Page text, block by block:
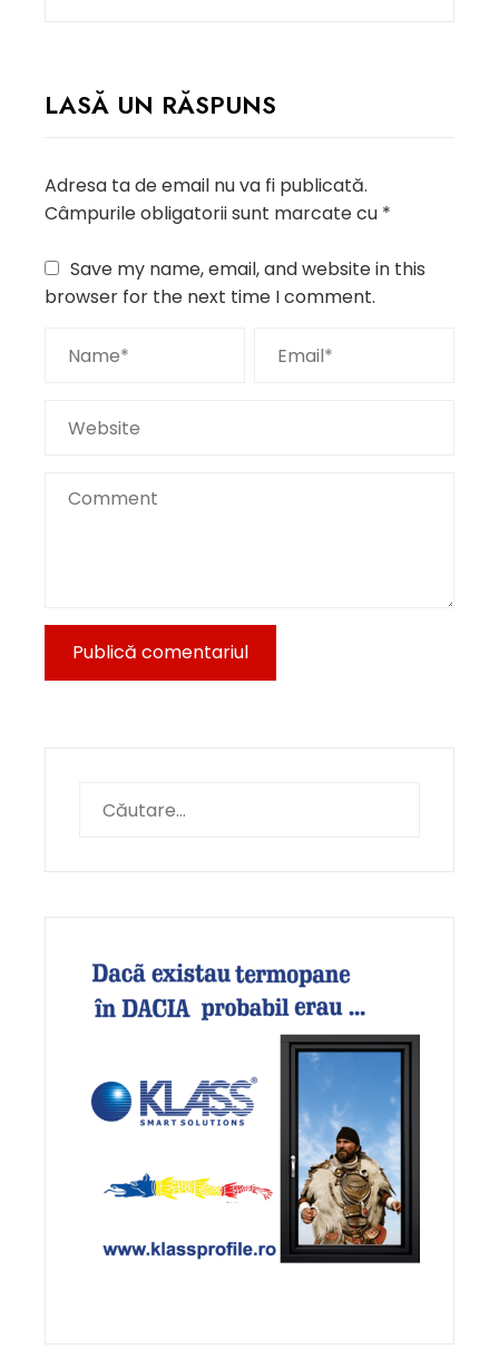
LASĂ UN RĂSPUNS
Adresa ta de email nu va fi publicată.
Câmpurile obligatorii sunt marcate cu *
Save my name, email, and website in this
browser for the next time I comment.
după: